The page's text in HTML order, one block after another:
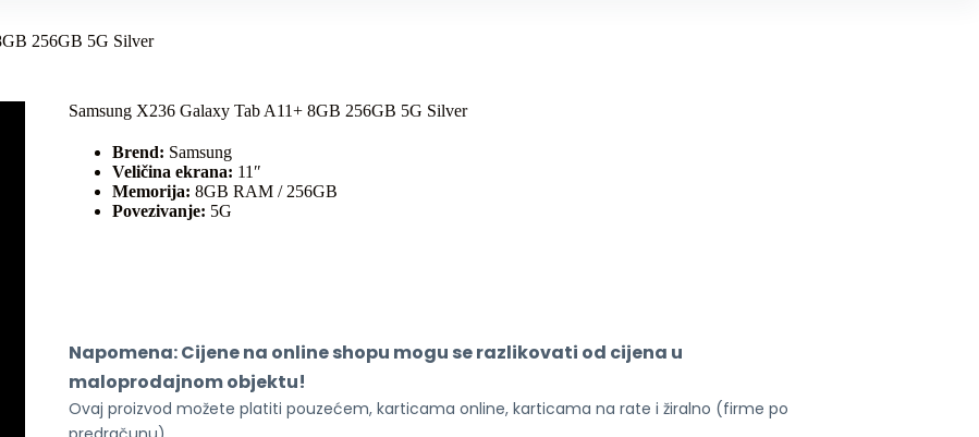
256GB 5G Silver
Samsung X236 Galaxy Tab A11+ 8GB 256GB 5G Silver
Brend: Samsung
Veličina ekrana: 11″
Memorija: 8GB RAM / 256GB
Povezivanje: 5G
Napomena: Cijene na online shopu mogu se razlikovati od cijena u
maloprodajnom objektu!
Ovaj proizvod možete platiti pouzećem, karticama online, karticama na rate i žiralno (firme po